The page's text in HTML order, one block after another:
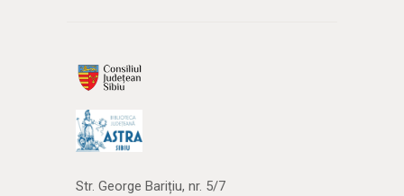
Str. George Barițiu, nr. 5/7